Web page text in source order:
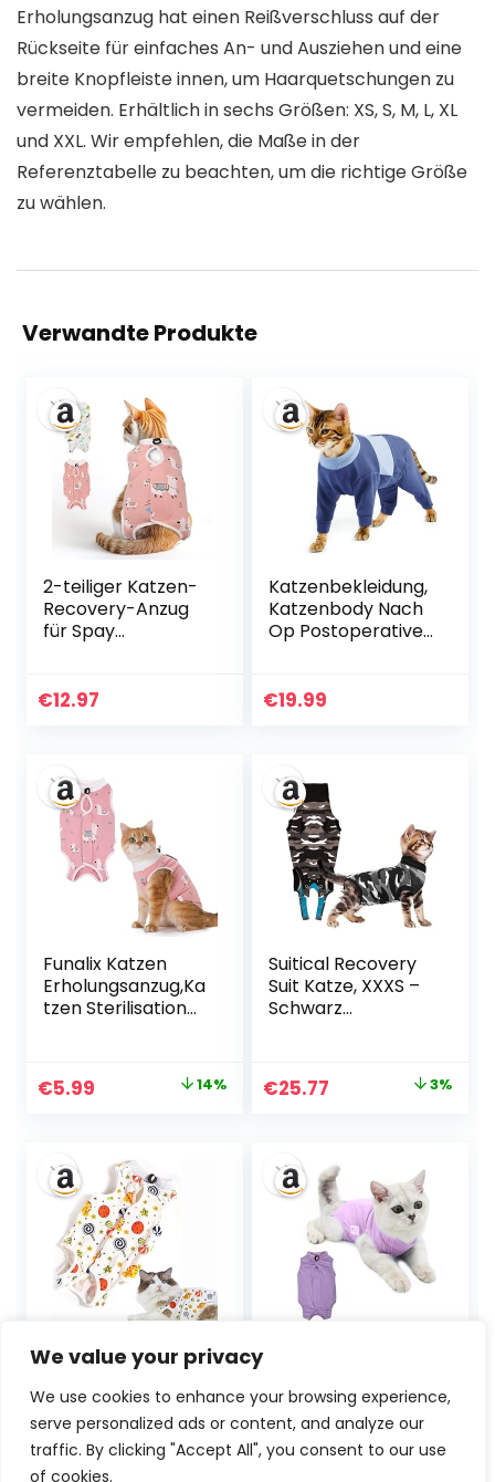
We value your privacy
We use cookies to enhance your browsing experience,
serve personalized ads or content, and analyze our
traffic. By clicking "Accept All", you consent to our use
of cookies.
Erholungsanzug hat einen Reißverschluss auf der
Rückseite für einfaches An- und Ausziehen und eine
breite Knopfleiste innen, um Haarquetschungen zu
vermeiden. Erhältlich in sechs Größen: XS, S, M, L, XL
und XXL. Wir empfehlen, die Maße in der
Referenztabelle zu beachten, um die richtige Größe
zu wählen.
Verwandte Produkte
2-teiliger Katzen-
Recovery-Anzug
für Spay
für nach der
Kätzchen-Onesie
für Katzen Anti
Lecken
€12.97
Katzenbekleidung,
Katzenbody Nach
Op Postoperative
4 Beine Einteiler
Lecken Zu
Verhindern(Blau,
M)
€19.99
Funalix Katzen
Erholungsanzug,Ka
tzen Sterilisation
Haustier,Süße
Chirurgie
Wiederherstellung
Anzug (Pink/M)
Ursprünglicher
€6.99
€5.99 Aktueller
€5.99.
14%
Suitical Recovery
Suit Katze, XXXS –
Schwarz
Ursprünglicher
€26.55
€25.77 Aktueller
€25.77.
3%
CGLRybO
Katzenbody Nach
Op Kastration
Haustier-
medizinisches
chirurgisches
€ 10.99
Katze, Katzen Body
für Katzen
Operation,
Recovery Suit
€